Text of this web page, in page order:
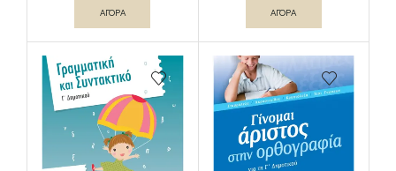
ΑΓΟΡΑ ΑΓΟΡΑ